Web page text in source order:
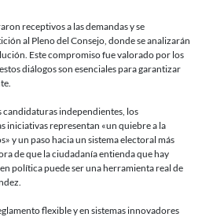
receptivos a las demandas y se
al Pleno del Consejo, donde se analizarán
Este compromiso fue valorado por los
diálogos son esenciales para garantizar
candidaturas independientes, los
iniciativas representan «un quiebre a la
y un paso hacia un sistema electoral más
de que la ciudadanía entienda que hay
política puede ser una herramienta real de
flexible y en sistemas innovadores